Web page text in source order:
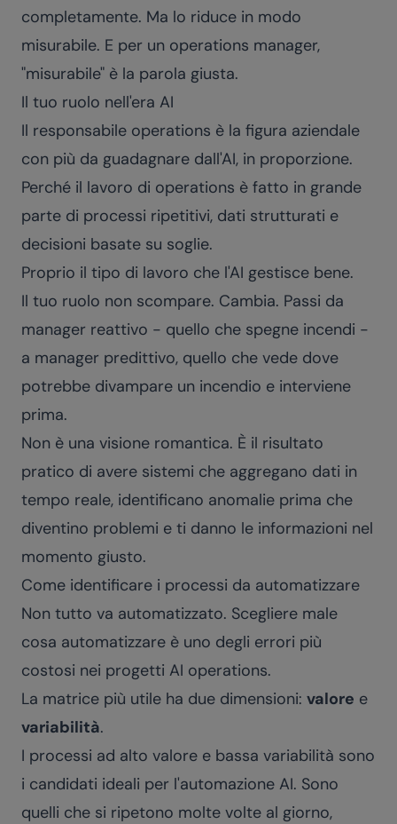
completamente. Ma lo riduce in modo
misurabile. E per un operations manager,
"misurabile" è la parola giusta.
Il tuo ruolo nell'era AI
Il responsabile operations è la figura aziendale
con più da guadagnare dall'AI, in proporzione.
Perché il lavoro di operations è fatto in grande
parte di processi ripetitivi, dati strutturati e
decisioni basate su soglie.
Proprio il tipo di lavoro che l'AI gestisce bene.
Il tuo ruolo non scompare. Cambia. Passi da
manager reattivo - quello che spegne incendi -
a manager predittivo, quello che vede dove
potrebbe divampare un incendio e interviene
prima.
Non è una visione romantica. È il risultato
pratico di avere sistemi che aggregano dati in
tempo reale, identificano anomalie prima che
diventino problemi e ti danno le informazioni nel
momento giusto.
Come identificare i processi da automatizzare
Non tutto va automatizzato. Scegliere male
cosa automatizzare è uno degli errori più
costosi nei progetti AI operations.
La matrice più utile ha due dimensioni: valore e
variabilità.
I processi ad alto valore e bassa variabilità sono
i candidati ideali per l'automazione AI. Sono
quelli che si ripetono molte volte al giorno,